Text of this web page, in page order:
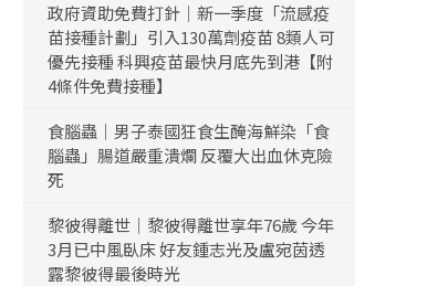
政府資助免費打針｜新一季度「流感疫
苗接種計劃」引入130萬劑疫苗 8類人可
優先接種 科興疫苗最快月底先到港【附
4條件免費接種】
食腦蟲｜男子泰國狂食生醃海鮮染「食
腦蟲」腸道嚴重潰爛 反覆大出血休克險
死
黎彼得離世｜黎彼得離世享年76歲 今年
3月已中風臥床 好友鍾志光及盧宛茵透
露黎彼得最後時光